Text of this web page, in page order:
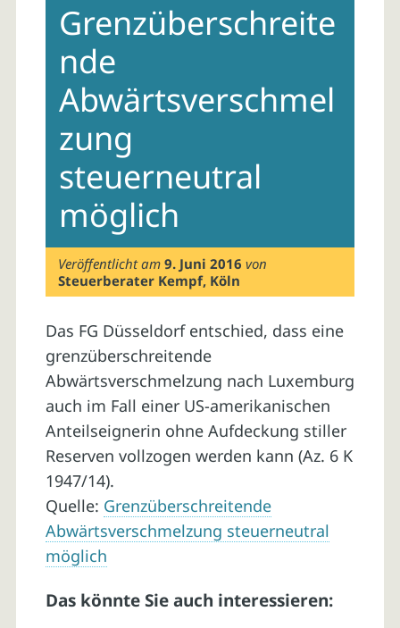
contentGrenzüberschreite
nde
Abwärtsverschmel
zung
steuerneutral
möglich
Veröffentlicht am9. Juni 2016 von
Steuerberater Kempf, Köln
Das FG Düsseldorf entschied, dass eine
grenzüberschreitende
Abwärtsverschmelzung nach Luxemburg
auch im Fall einer US-amerikanischen
Anteilseignerin ohne Aufdeckung stiller
Reserven vollzogen werden kann (Az. 6 K
1947/14).
Quelle: Grenzüberschreitende
Abwärtsverschmelzung steuerneutral
möglich
Das könnte Sie auch interessieren: